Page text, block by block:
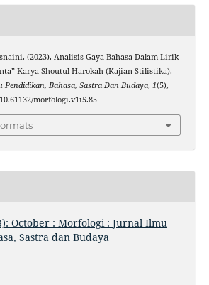
(2023). Analisis Gaya Bahasa Dalam Lirik
Karya Shoutul Harokah (Kajian Stilistika).
Bahasa, Sastra Dan Budaya, 1(5),
morfologi.v1i5.85
October : Morfologi : Jurnal Ilmu
Sastra dan Budaya